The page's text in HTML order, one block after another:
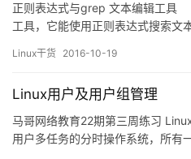
正则表达式与grep 文本编辑工具
工具，它能使用正则表达式搜索文
美的配合正则表达式使用； awk…
Linux干货 2016-10-19
Linux用户及用户组管理
马哥网络教育22期第三周练习
用户多任务的分时操作系统，所有